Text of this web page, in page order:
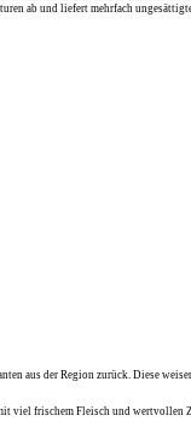
ab und liefert mehrfach
aus der Region zurück. Diese
viel frischem Fleisch und wertvollen